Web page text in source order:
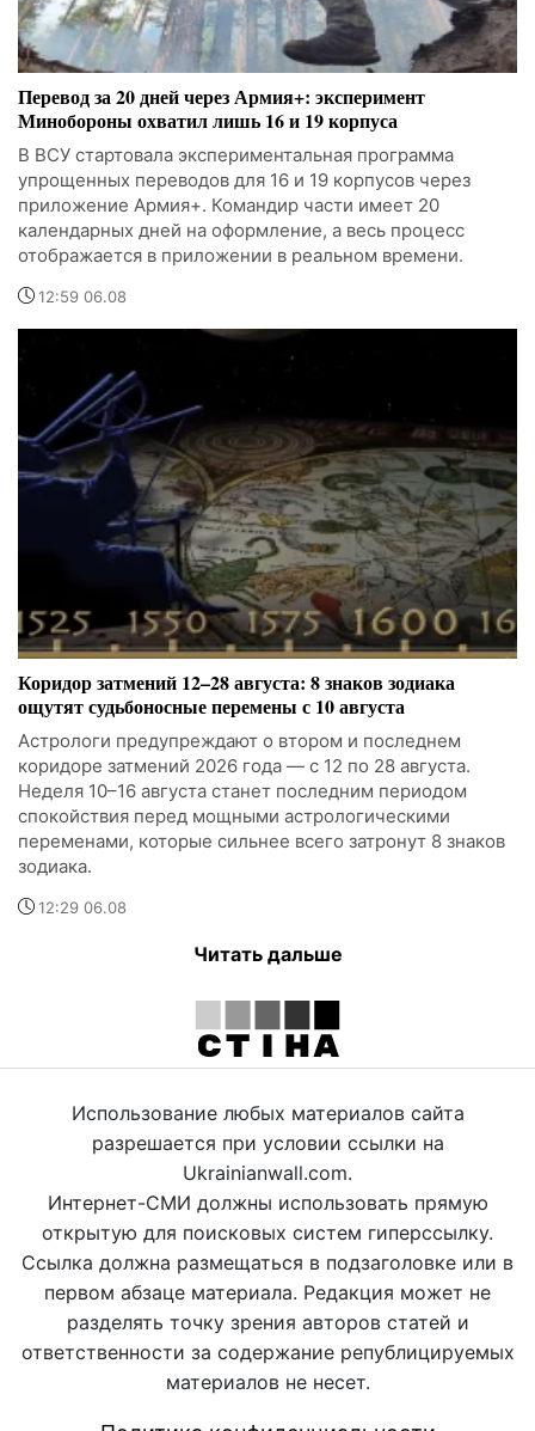
Перевод за 20 дней через Армия+: эксперимент
Минобороны охватил лишь 16 и 19 корпуса
В ВСУ стартовала экспериментальная программа
упрощенных переводов для 16 и 19 корпусов через
приложение Армия+. Командир части имеет 20
календарных дней на оформление, а весь процесс
отображается в приложении в реальном времени.
12:59 06.08
Коридор затмений 12–28 августа: 8 знаков зодиака
ощутят судьбоносные перемены с 10 августа
Астрологи предупреждают о втором и последнем
коридоре затмений 2026 года — с 12 по 28 августа.
Неделя 10–16 августа станет последним периодом
спокойствия перед мощными астрологическими
переменами, которые сильнее всего затронут 8 знаков
зодиака.
12:29 06.08
Читать дальше
Использование любых материалов сайта
разрешается при условии ссылки на
Ukrainianwall.com.
Интернет-СМИ должны использовать прямую
открытую для поисковых систем гиперссылку.
Ссылка должна размещаться в подзаголовке или в
первом абзаце материала. Редакция может не
разделять точку зрения авторов статей и
ответственности за содержание републицируемых
материалов не несет.